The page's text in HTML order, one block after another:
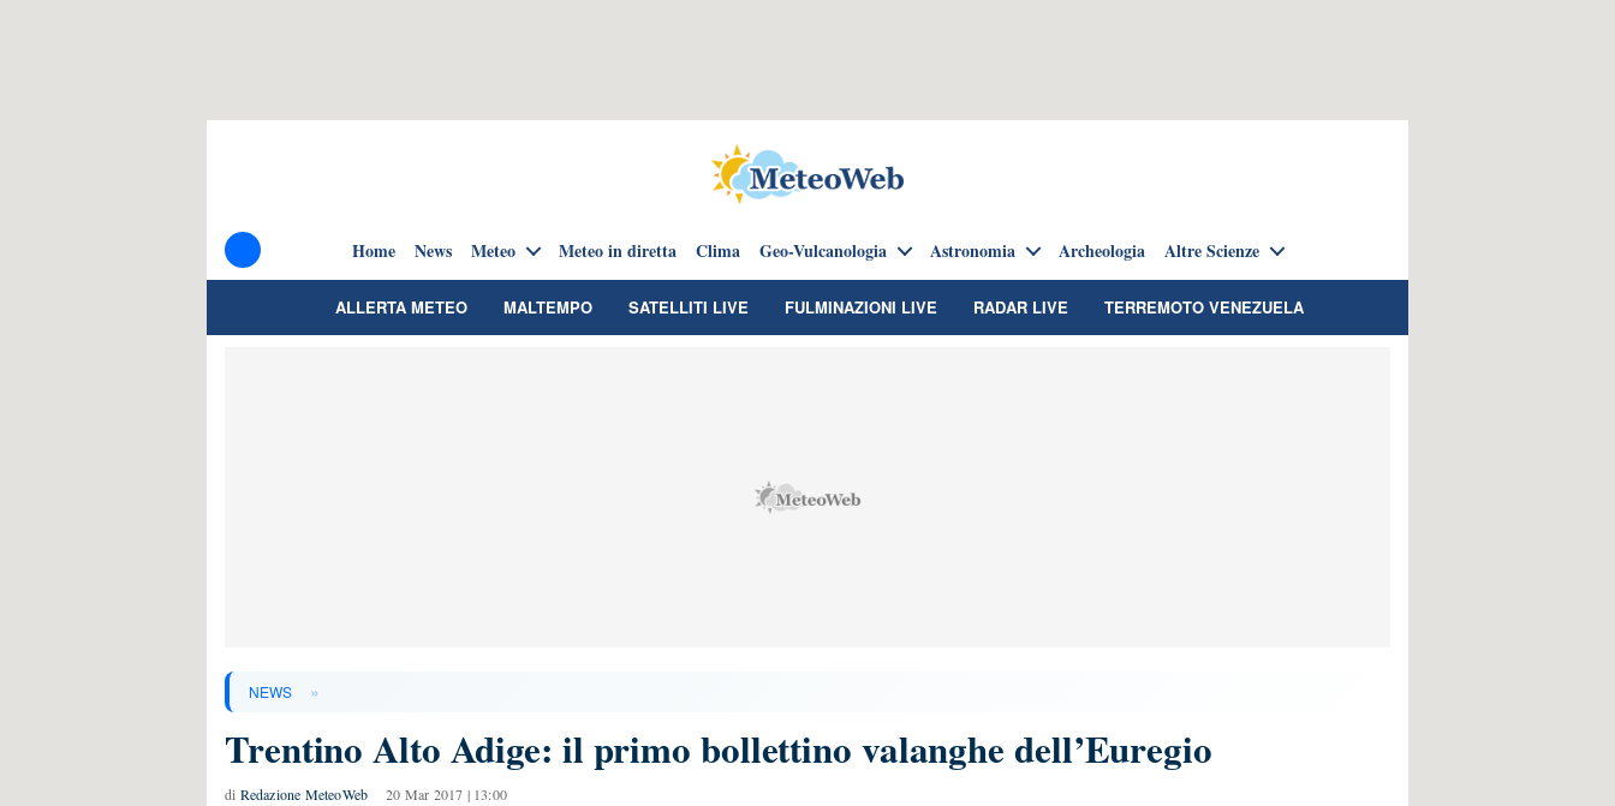
Home News Meteo Meteo in diretta Clima Geo-Vulcanologia Astronomia Archeologia Altre Scienze
ALLERTA METEO MALTEMPO SATELLITI LIVE FULMINAZIONI LIVE RADAR LIVE TERREMOTO VENEZUELA
NEWS »
Trentino Alto Adige: il primo bollettino valanghe dell’Euregio
di Redazione MeteoWeb 20 Mar 2017 | 13:00